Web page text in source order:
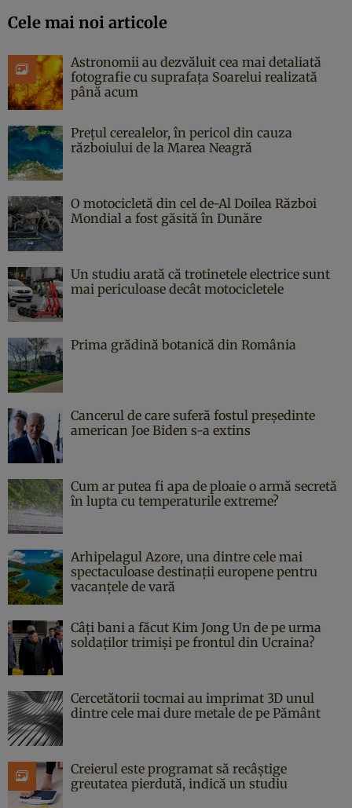
Cele mai noi articole
Astronomii au dezvăluit cea mai detaliată
fotografie cu suprafața Soarelui realizată
până acum
Prețul cerealelor, în pericol din cauza
războiului de la Marea Neagră
O motocicletă din cel de-Al Doilea Război
Mondial a fost găsită în Dunăre
Un studiu arată că trotinetele electrice sunt
mai periculoase decât motocicletele
Prima grădină botanică din România
Cancerul de care suferă fostul președinte
american Joe Biden s-a extins
Cum ar putea fi apa de ploaie o armă secretă
în lupta cu temperaturile extreme?
Arhipelagul Azore, una dintre cele mai
spectaculoase destinații europene pentru
vacanțele de vară
Câți bani a făcut Kim Jong Un de pe urma
soldaților trimiși pe frontul din Ucraina?
Cercetătorii tocmai au imprimat 3D unul
dintre cele mai dure metale de pe Pământ
Creierul este programat să recâștige
greutatea pierdută, indică un studiu